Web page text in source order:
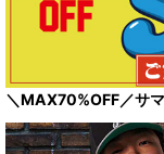
＼MAX70%OFF／サ